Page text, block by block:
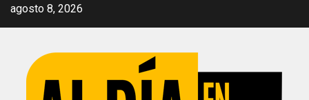
Saltar
agosto 8, 2026